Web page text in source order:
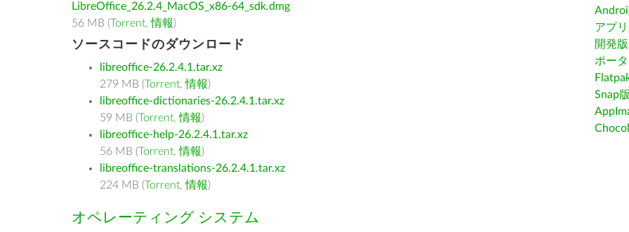
LibreOffice_26.2.4_MacOS_x86-64_sdk.dmg
56 MB (Torrent,情報)
ソースコードのダウンロード
libreoffice-26.2.4.1.tar.xz
279 MB (Torrent,情報)
libreoffice-dictionaries-26.2.4.1.tar.xz
59 MB (Torrent,情報)
libreoffice-help-26.2.4.1.tar.xz
56 MB (Torrent,情報)
libreoffice-translations-26.2.4.1.tar.xz
224 MB (Torrent,情報)
オペレーティング システム
アプ
開発版
ポー
Snap版